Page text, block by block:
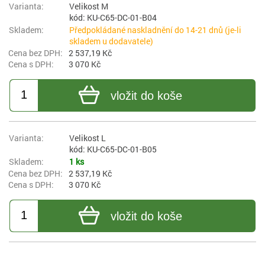
Velikost M
kód: KU-C65-DC-01-B04
Předpokládané naskladnění do 14-21 dnů (je-li
skladem u dodavatele)
2 537,19 Kč
3 070 Kč
vložit do koše
Velikost L
kód: KU-C65-DC-01-B05
1 ks
2 537,19 Kč
3 070 Kč
vložit do koše